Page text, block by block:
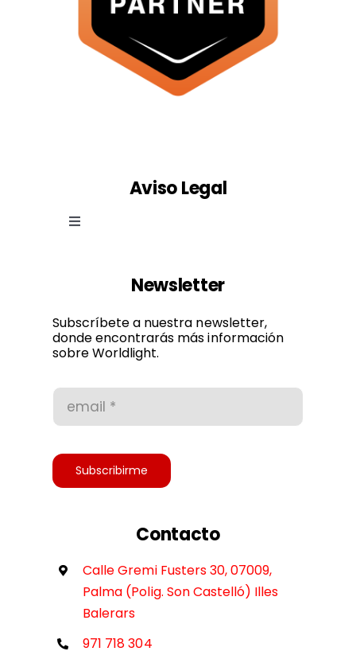
Aviso Legal
Toggle
Política de privacidad
Accesibilidad
Newsletter
Subscríbete a nuestra newsletter,
donde encontrarás más información
sobre Worldlight.
Subscribirme
Contacto
Calle Gremi Fusters 30, 07009,
Palma (Polig. Son Castelló) Illes
Balerars
971 718 304